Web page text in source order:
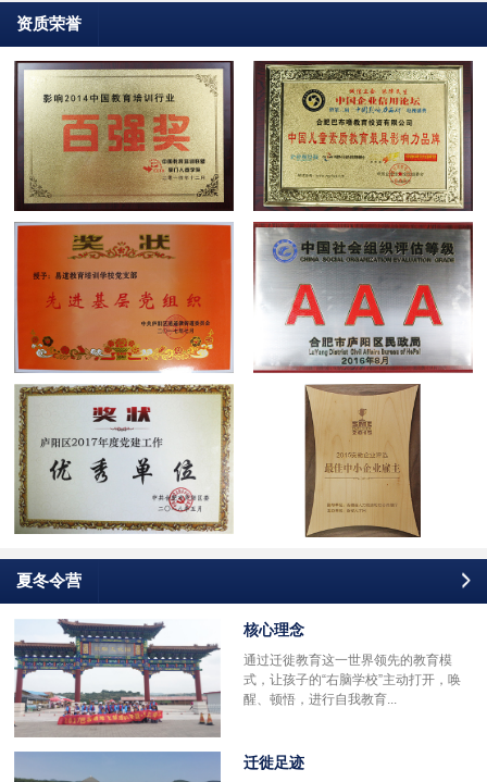
资质荣誉
夏冬令营
核心理念
通过迁徙教育这一世界领先的教育模
式，让孩子的“右脑学校”主动打开，唤
醒、顿悟，进行自我教育...
迁徙足迹